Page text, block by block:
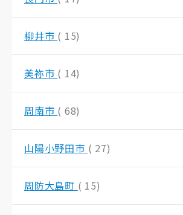
柳井市 ( 15)
美祢市 ( 14)
周南市 ( 68)
山陽小野田市 ( 27)
周防大島町 ( 15)